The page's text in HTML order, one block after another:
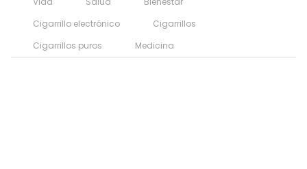
Cigarrillo electrónico
Cigarrillos
Cigarrillos puros
Medicina